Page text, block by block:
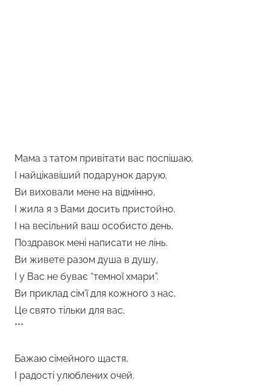
Мама з татом привітати вас поспішаю,
І найцікавіший подарунок дарую.
Ви виховали мене на відмінно,
І жила я з Вами досить пристойно.
І на весільний ваш особисто день,
Поздравок мені написати не лінь.
Ви живете разом душа в душу,
І у Вас не буває “темної хмари”.
Ви приклад сім’ї для кожного з нас,
Це свято тільки для вас.
***
Бажаю сімейного щастя,
І радості улюблених очей.